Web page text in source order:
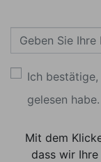
Ich
gelesen habe.
Mit dem
dass wir